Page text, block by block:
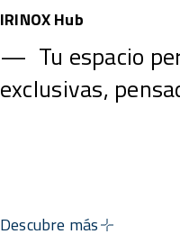
IRINOX Hub
— Tu espacio
exclusivas,
Descubre más